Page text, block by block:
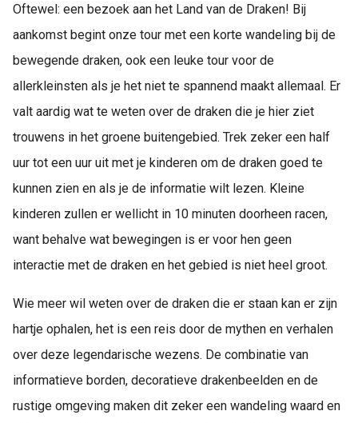
Oftewel: een bezoek aan het Land van de Draken! Bij
aankomst begint onze tour met een korte wandeling bij de
bewegende draken, ook een leuke tour voor de
allerkleinsten als je het niet te spannend maakt allemaal. Er
valt aardig wat te weten over de draken die je hier ziet
trouwens in het groene buitengebied. Trek zeker een half
uur tot een uur uit met je kinderen om de draken goed te
kunnen zien en als je de informatie wilt lezen. Kleine
kinderen zullen er wellicht in 10 minuten doorheen racen,
want behalve wat bewegingen is er voor hen geen
interactie met de draken en het gebied is niet heel groot.
Wie meer wil weten over de draken die er staan kan er zijn
hartje ophalen, het is een reis door de mythen en verhalen
over deze legendarische wezens. De combinatie van
informatieve borden, decoratieve drakenbeelden en de
rustige omgeving maken dit zeker een wandeling waard en